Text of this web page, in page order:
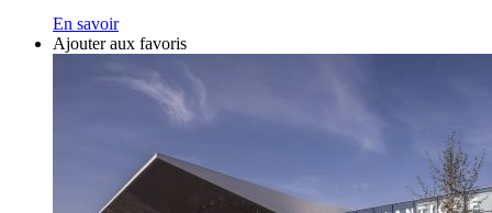
En savoir
Ajouter aux favoris